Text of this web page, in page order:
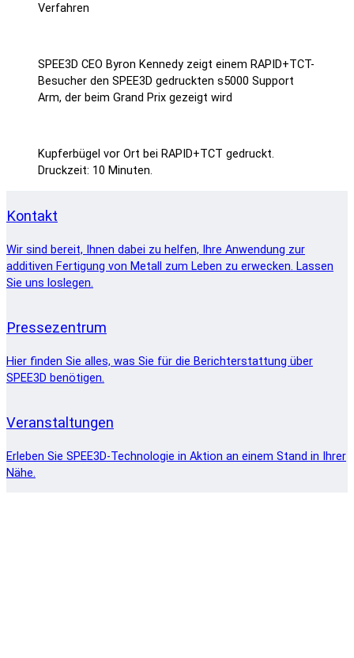
Verfahren
SPEE3D CEO Byron Kennedy zeigt einem RAPID+TCT-
Besucher den SPEE3D gedruckten s5000 Support
Arm, der beim Grand Prix gezeigt wird
Kupferbügel vor Ort bei RAPID+TCT gedruckt.
Druckzeit: 10 Minuten.
Kontakt
Wir sind bereit, Ihnen dabei zu helfen, Ihre Anwendung zur
additiven Fertigung von Metall zum Leben zu erwecken. Lassen
Sie uns loslegen.
Pressezentrum
Hier finden Sie alles, was Sie für die Berichterstattung über
SPEE3D benötigen.
Veranstaltungen
Erleben Sie SPEE3D-Technologie in Aktion an einem Stand in Ihrer
Nähe.